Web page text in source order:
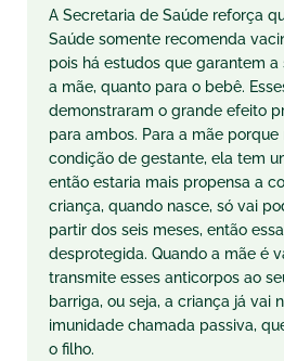
A Secretaria de Saúde reforça
Saúde somente recomenda
pois há estudos que garantem
a mãe, quanto para o bebê.
demonstraram o grande efeito
para ambos. Para a mãe
condição de gestante, ela tem
então estaria mais propensa a
criança, quando nasce, só vai
partir dos seis meses, então
desprotegida. Quando a mãe é
transmite esses anticorpos ao
barriga, ou seja, a criança já vai
imunidade chamada passiva,
o filho.